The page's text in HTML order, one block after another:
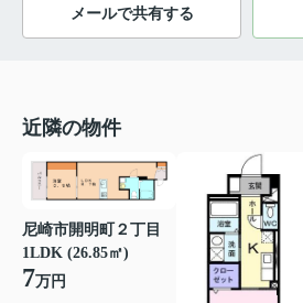
メールで共有する
近隣の物件
尼崎市開明町２丁目
1LDK (26.85㎡)
7万円